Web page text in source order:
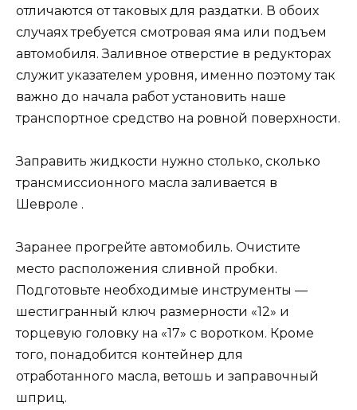
отличаются от таковых для раздатки. В обоих
случаях требуется смотровая яма или подъем
автомобиля. Заливное отверстие в редукторах
служит указателем уровня, именно поэтому так
важно до начала работ установить наше
транспортное средство на ровной поверхности.
Заправить жидкости нужно столько, сколько
трансмиссионного масла заливается в
Шевроле .
Заранее прогрейте автомобиль. Очистите
место расположения сливной пробки.
Подготовьте необходимые инструменты —
шестигранный ключ размерности «12» и
торцевую головку на «17» с воротком. Кроме
того, понадобится контейнер для
отработанного масла, ветошь и заправочный
шприц.